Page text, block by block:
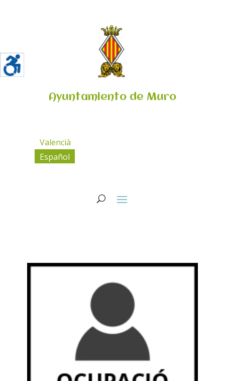
Ayuntamiento de Muro
Valencià
Español